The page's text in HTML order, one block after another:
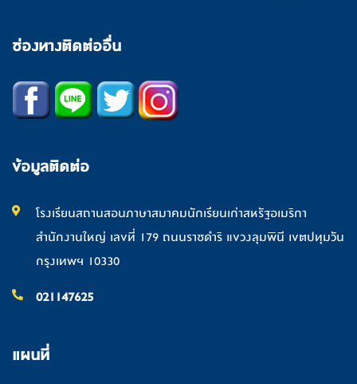
ช่องทางติดต่ออื่น
ข้อมูลติดต่อ
โรงเรียนสถานสอนภาษาสมาคมนักเรียนเก่าสหรัฐอเมริกา
สำนักงานใหญ่ เลขที่ 179 ถนนราชดำริ แขวงลุมพินี เขตปทุมวัน
กรุงเทพฯ 10330
021147625
แผนที่